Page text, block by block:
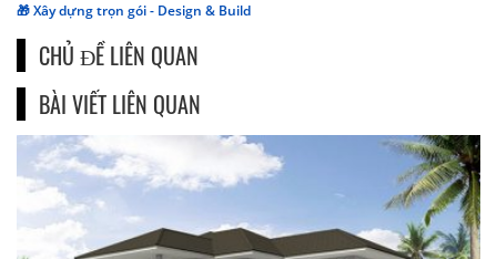
🎁 Xây dựng trọn gói - Design & Build
CHỦ ĐỀ LIÊN QUAN
BÀI VIẾT LIÊN QUAN